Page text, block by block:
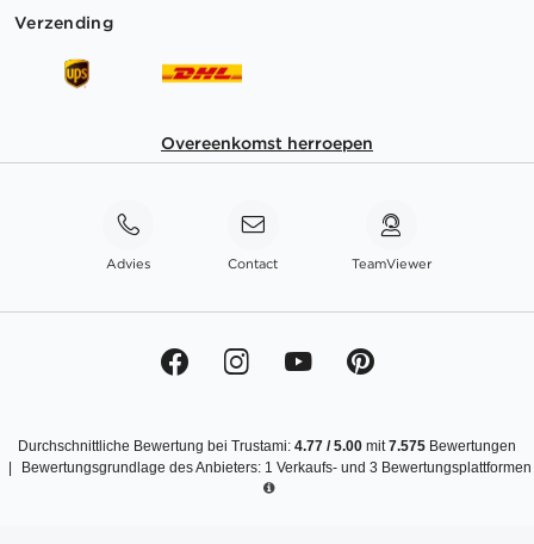
Verzending
Overeenkomst herroepen
Advies Contact TeamViewer
Durchschnittliche Bewertung bei Trustami: 4.77 /5.00 mit7.575 Bewertungen
Bewertungsgrundlage des Anbieters: 1 Verkaufs- und 3 Bewertungsplattformen